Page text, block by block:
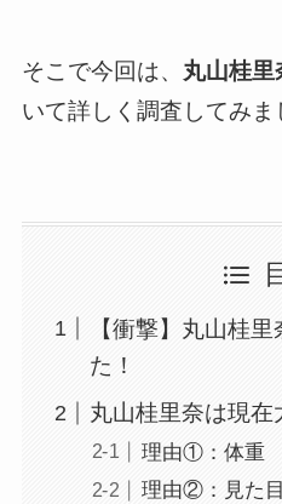
そこで今回は、 丸山桂里
いて詳しく調査してみま
【衝撃】丸山桂
た！
丸山桂里奈は現在
理由①：体重
理由②：見た目